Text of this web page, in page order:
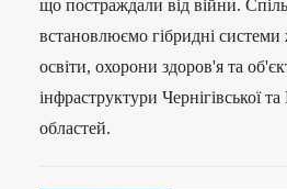
що постраждали від війни.
встановлюємо гібридні
освіти, охорони здоров'я та
інфраструктури Чернігівської
областей.